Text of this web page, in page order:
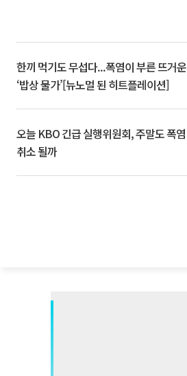
한끼 먹기도 무섭다...폭염이 부른 뜨거운
‘밥상 물가’[뉴노멀 된 히트플레이션]
오늘 KBO 긴급 실행위원회, 주말도 폭염
취소 될까